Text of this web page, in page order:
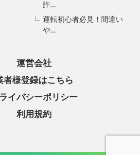
許...
運転初心者必見！間違い
や...
運営会社
者様登録はこちら
イバシーポリシー
利用規約